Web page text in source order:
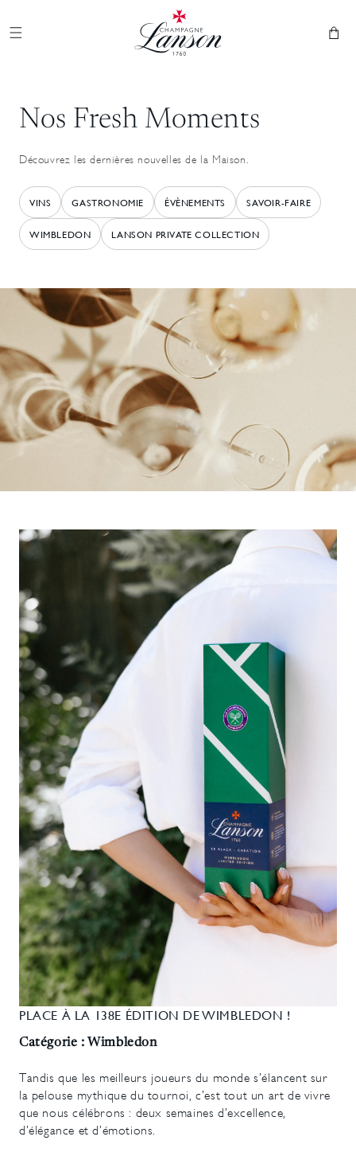
Panier
Nos Fresh Moments
Découvrez les dernières nouvelles de la Maison.
VINS GASTRONOMIE ÉVÈNEMENTS SAVOIR-FAIRE
WIMBLEDON LANSON PRIVATE COLLECTION
PLACE À LA 138E ÉDITION DE WIMBLEDON !
Catégorie : Wimbledon
Tandis que les meilleurs joueurs du monde s’élancent sur
la pelouse mythique du tournoi, c’est tout un art de vivre
que nous célébrons : deux semaines d’excellence,
d’élégance et d’émotions.